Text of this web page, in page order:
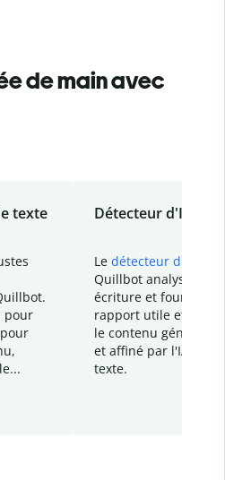
de main avec
texte
pour
Détecteur d'IA
Le détecteur d'IA
Quillbot analyse votre
écriture et fournit un
rapport utile et
le contenu généré
et affiné par l'IA
texte.